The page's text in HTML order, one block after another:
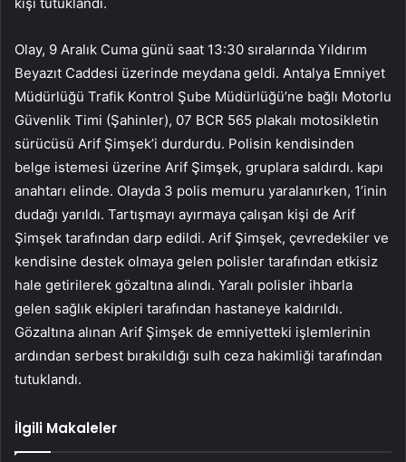
Olay, 9 Aralık Cuma günü saat 13:30 sıralarında Yıldırım
Beyazıt Caddesi üzerinde meydana geldi. Antalya Emniyet
Müdürlüğü Trafik Kontrol Şube Müdürlüğü’ne bağlı Motorlu
Güvenlik Timi (Şahinler), 07 BCR 565 plakalı motosikletin
sürücüsü Arif Şimşek’i durdurdu. Polisin kendisinden
belge istemesi üzerine Arif Şimşek, gruplara saldırdı. kapı
anahtarı elinde. Olayda 3 polis memuru yaralanırken, 1’inin
dudağı yarıldı. Tartışmayı ayırmaya çalışan kişi de Arif
Şimşek tarafından darp edildi. Arif Şimşek, çevredekiler ve
kendisine destek olmaya gelen polisler tarafından etkisiz
hale getirilerek gözaltına alındı. Yaralı polisler ihbarla
gelen sağlık ekipleri tarafından hastaneye kaldırıldı.
Gözaltına alınan Arif Şimşek de emniyetteki işlemlerinin
ardından serbest bırakıldığı sulh ceza hakimliği tarafından
tutuklandı.
İlgili Makaleler